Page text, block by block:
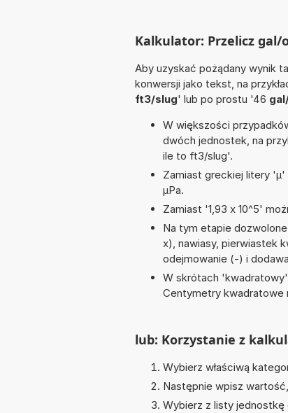
Kalkulator: Przelicz gal/
Aby uzyskać pożądany wynik
konwersji jako tekst, na
ft3/slug' lub po prostu '46
W większości
dwóch jednostek, na
ile to ft3/slug'.
Zamiast greckiej litery 'µ'
µPa.
Zamiast '1,93 x 10^5'
Na tym etapie
x), nawiasy, pierwiastek
odejmowanie (-) i
W skrótach
Centymetry kwadratowe
lub: Korzystanie z
Wybierz właściwą
Następnie wpisz
Wybierz z listy